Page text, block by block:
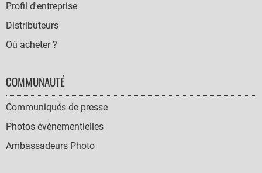
Profil d'entreprise
Distributeurs
Où acheter ?
COMMUNAUTÉ
Communiqués de presse
Photos événementielles
Ambassadeurs Photo